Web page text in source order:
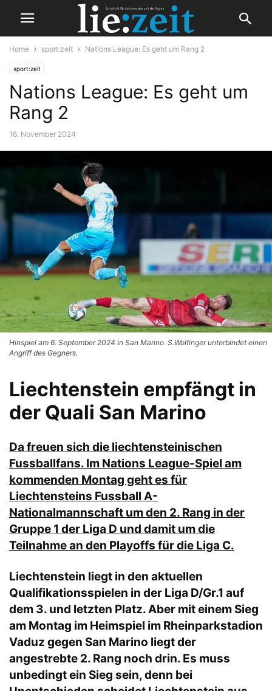
Home sport:zeit Nations League: Es geht um Rang 2
sport:zeit
Nations League: Es geht um
Rang 2
16. November 2024
Hinspiel am 6. September 2024 in San Marino. S.Wolfinger unterbindet einen
Angriff des Gegners.
Liechtenstein empfängt in
der Quali San Marino
Da freuen sich die liechtensteinischen
Fussballfans. Im Nations League-Spiel am
kommenden Montag geht es für
Liechtensteins Fussball A-
Nationalmannschaft um den 2. Rang in der
Gruppe 1 der Liga D und damit um die
Teilnahme an den Playoffs für die Liga C.
Liechtenstein liegt in den aktuellen
Qualifikationsspielen in der Liga D/Gr.1 auf
dem 3. und letzten Platz. Aber mit einem Sieg
am Montag im Heimspiel im Rheinparkstadion
Vaduz gegen San Marino liegt der
angestrebte 2. Rang noch drin. Es muss
unbedingt ein Sieg sein, denn bei